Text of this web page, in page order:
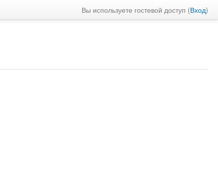
Вы используете гостевой доступ (Вход)